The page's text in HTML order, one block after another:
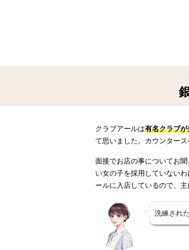
クラブアールは有名クラブ
て思いました。カウンター
面接でお店の事についてお
い女の子を採用していない
ールに入店しているので、
洗練され